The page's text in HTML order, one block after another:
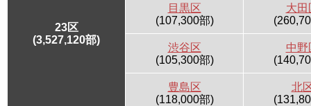
23区
(3,527,120部)
目黒区
(107,300部)
大田
渋谷区
(105,300部)
中野
豊島区
(118,000部)
北